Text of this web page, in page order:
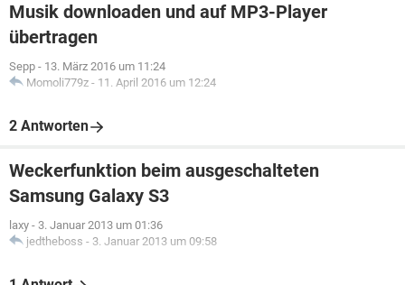
Musik downloaden und auf MP3-Player
übertragen
Sepp - 13. März 2016 um 11:24
Momoli779z - 11. April 2016 um 12:24
2 Antworten
Weckerfunktion beim ausgeschalteten
Samsung Galaxy S3
laxy - 3. Januar 2013 um 01:36
jedtheboss - 3. Januar 2013 um 09:58